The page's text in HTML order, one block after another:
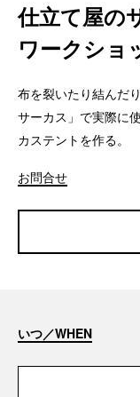
仕立て屋の
ワークショ
布を裂いたり結んだ
サーカス」で実際に
カステントを作る。
お問合せ
いつ／WHEN